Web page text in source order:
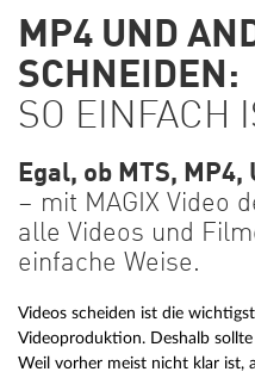
MP4 UND
SCHNEIDEN:
SO EINFACH
Egal, ob MTS, MP4,
– mit MAGIX Video
alle Videos und
einfache Weise.
Videos scheiden ist die
Videoproduktion. Deshalb
Weil vorher meist nicht klar ist,